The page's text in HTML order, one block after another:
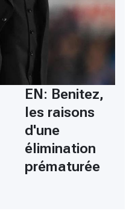
EN: Benitez,
les raisons
d'une
élimination
prématurée